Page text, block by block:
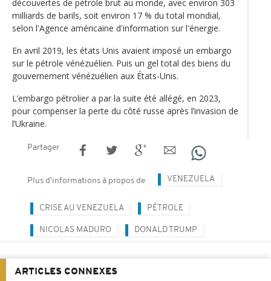
découvertes de pétrole brut au monde, avec environ 303
milliards de barils, soit environ 17 % du total mondial,
selon l'Agence américaine d'information sur l'énergie.
En avril 2019, les états Unis avaient imposé un embargo
sur le pétrole vénézuélien. Puis un gel total des biens du
gouvernement vénézuélien aux États-Unis.
L’embargo pétrolier a par la suite été allégé, en 2023,
pour compenser la perte du côté russe après l’invasion de
l’Ukraine.
Partager
Plus d'informations à propos de VENEZUELA
CRISE AU VENEZUELA PÉTROLE
NICOLAS MADURO DONALD TRUMP
ARTICLES CONNEXES